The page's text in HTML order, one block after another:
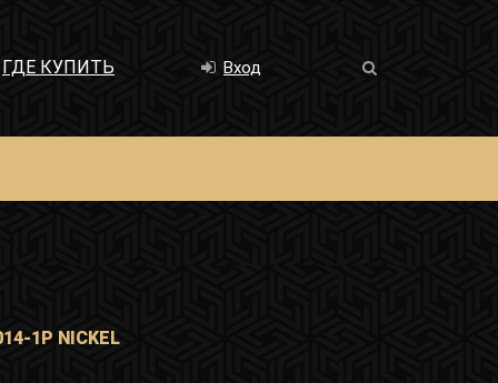
ГДЕ КУПИТЬ Вход
1P NICKEL